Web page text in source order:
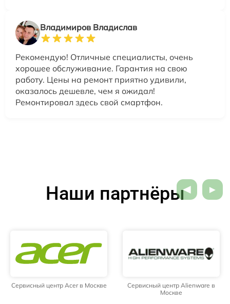
Владимиров Владислав
Рекомендую! Отличные специалисты, очень
хорошее обслуживание. Гарантия на свою
работу. Цены на ремонт приятно удивили,
оказалось дешевле, чем я ожидал!
Ремонтировал здесь свой смартфон.
Наши партнёры
Сервисный центр Acer в Москве
Сервисный центр Alienware в
Москве